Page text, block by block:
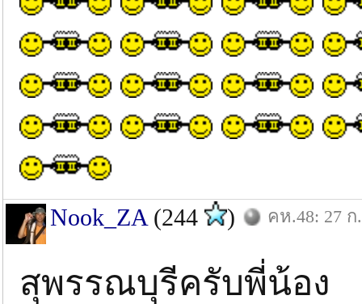
Nook_ZA (244 ) คห.48: 27 ก
สุพรรณบุรีครับพี่น้อง